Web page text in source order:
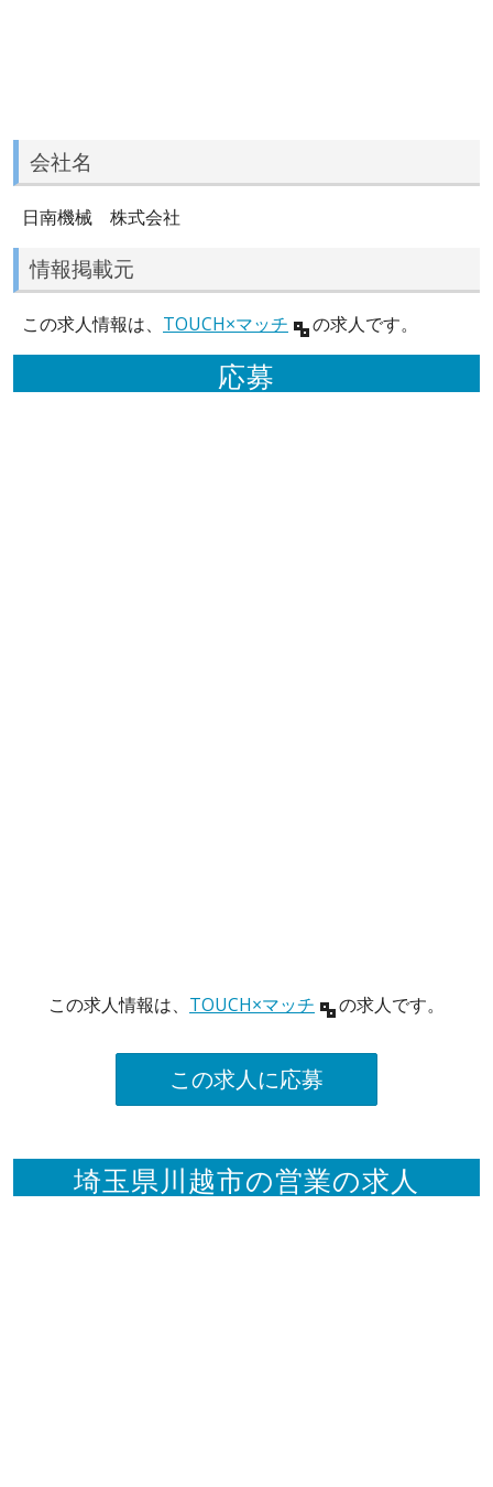
会社名
日南機械 株式会社
情報掲載元
この求人情報は、 TOUCH×マッチ の求人です。
応募
この求人情報は、 TOUCH×マッチ の求人です。
この求人に応募
埼玉県川越市の営業の求人